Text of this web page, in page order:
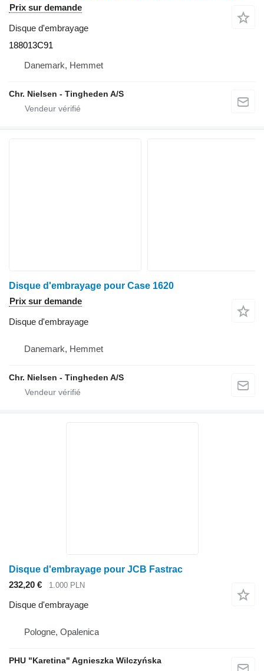
Prix sur demande
Disque d'embrayage
188013C91
Danemark, Hemmet
Chr. Nielsen - Tingheden A/S
Disque d'embrayage pour Case 1620
Prix sur demande
Disque d'embrayage
Danemark, Hemmet
Chr. Nielsen - Tingheden A/S
Disque d'embrayage pour JCB Fastrac
232,20 €
1.000 PLN
Disque d'embrayage
Pologne, Opalenica
PHU "Karetina" Agnieszka Wilczyńska